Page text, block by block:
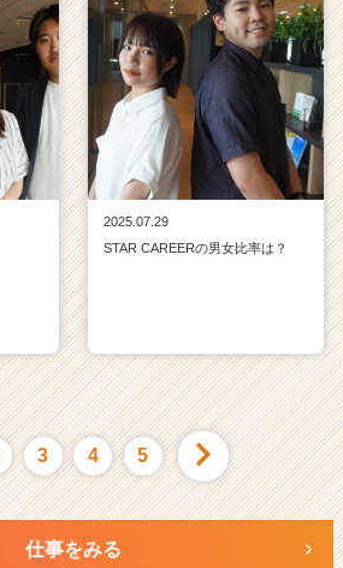
2025.07.29
STAR CAREERの男女比率は？
3 4 5
仕事をみる